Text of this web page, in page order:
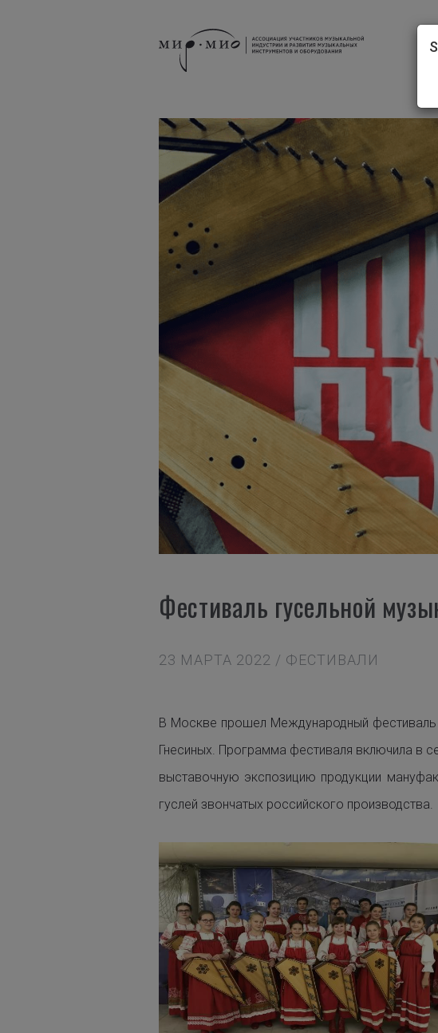
Фестиваль гусельной
23 МАРТА 2022 / ФЕСТИВАЛИ
В Москве прошел Международный фестиваль
Гнесиных. Программа фестиваля включила в
выставочную экспозицию продукции
гуслей звончатых российского производства.